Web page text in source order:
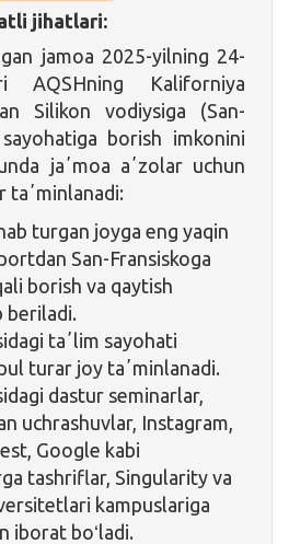
jihatlari:
jamoa 2025-yilning 24-
AQSHning Kaliforniya
Silikon vodiysiga (San-
borish imkonini
jaʼmoa aʼzolar uchun
taʼminlanadi:
turgan joyga eng yaqin
San-Fransiskoga
borish va qaytish
beriladi.
taʼlim sayohati
turar joy taʼminlanadi.
dastur seminarlar,
uchrashuvlar, Instagram,
Google kabi
tashriflar, Singularity va
kampuslariga
iborat boʻladi.